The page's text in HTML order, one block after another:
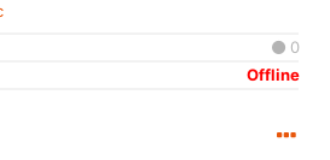
0
Offline